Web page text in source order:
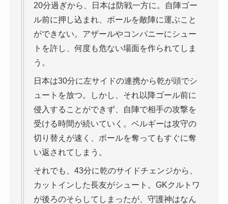
20分過ぎから、日本は防戦一方に。自陣ゴー
ル前に押し込まれ、ボールを敵陣に運ぶこと
ができない。アザールやコンパニーにシュー
トを許し、何度も危ない場面を作られてしま
う。
日本は30分に左サイドの連携から乾が頭でシ
ュートを放つ。しかし、それ以降ゴール前に
侵入することができず、自陣で相手の攻撃を
受ける時間が続いていく。ベルギーは攻守の
切り替えが速く、ボールを奪ってもすぐに奪
い返されてしまう。
それでも、43分に乾のサイドチェンジから、
カットインした長友がシュート。GKクルトワ
が後ろのそらしてしまったが、守護神はなん